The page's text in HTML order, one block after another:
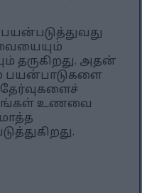
தருகிறது. அதன்
பயன்பாடுகளை
உங்கள் உணவை